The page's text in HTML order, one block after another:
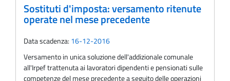
Sostituti d'imposta: versamento ritenute
operate nel mese precedente
Data scadenza: 16-12-2016
Versamento in unica soluzione dell'addizionale comunale
all'Irpef trattenuta ai lavoratori dipendenti e pensionati sulle
competenze del mese precedente a seguito delle operazioni